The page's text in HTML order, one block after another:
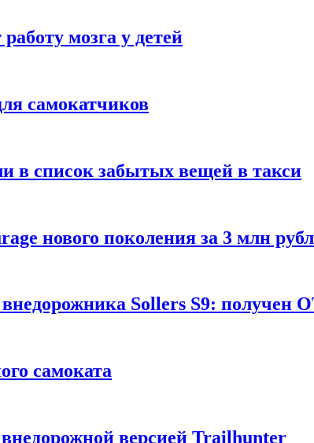
мозга у детей
самокатчиков
в список забытых вещей в такси
нового поколения за 3 млн
внедорожника Sollers S9: получен
самоката
версией Trailhunter